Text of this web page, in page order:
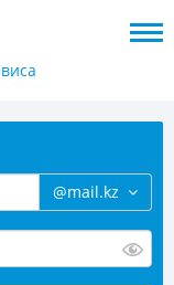
@mail.kz